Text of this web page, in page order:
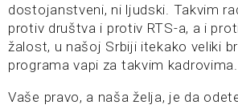
dostojanstveni, ni ljudski. Takvim
protiv društva i protiv RTS-a, a i
žalost, u našoj Srbiji itekako veliki
programa vapi za takvim kadrovima.
Vaše pravo, a naša želja, je da